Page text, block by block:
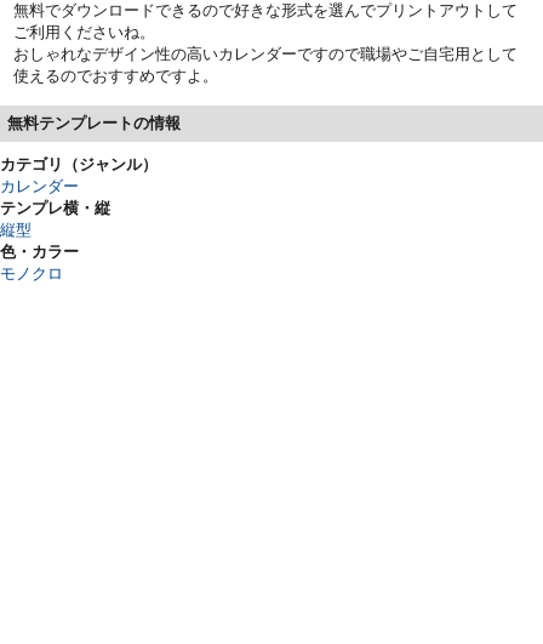
無料でダウンロードできるので好きな形式を選んでプリントアウトして
ご利用くださいね。
おしゃれなデザイン性の高いカレンダーですので職場やご自宅用として
使えるのでおすすめですよ。
無料テンプレートの情報
カテゴリ（ジャンル）
カレンダー
テンプレ横・縦
縦型
色・カラー
モノクロ